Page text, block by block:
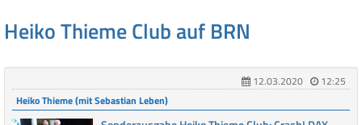
Heiko Thieme Club auf BRN
12.03.2020
12:25
Heiko Thieme (mit Sebastian Leben)